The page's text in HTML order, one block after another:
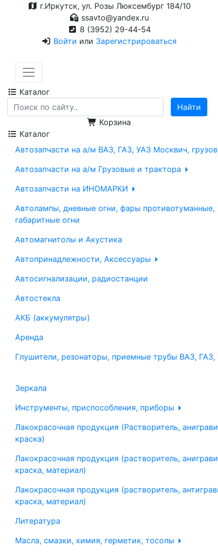
г.Иркутск, ул. Розы Люксембург 184/10
ssavto@yandex.ru
8 (3952) 29-44-54
Войти или Зарегистрироваться
Каталог
Корзина
Каталог
Автозапчасти на а/м ВАЗ, ГАЗ, УАЗ Москвич,
Автозапчасти на а/м Грузовые и трактора
Автозапчасти на ИНОМАРКИ
Автолампы, дневные огни, фары противотуманные,
габаритные огни
Автомагнитолы и Акустика
Автопринадлежности, Аксессуары
Автосигнализации, радиостанции
Автостекла
АКБ (аккумулятры)
Аренда
Глушители, резонаторы, приемные трубы ВАЗ, ГАЗ,
Зеркала
Инструменты, приспособления, приборы
Лакокрасочная продукция (Растворитель,
краска)
Лакокрасочная продукция (растворитель,
краска, материал)
Лакокрасочная продукция (растворитель,
краска, материал)
Литература
Масла, смазки, химия, герметик, тосолы